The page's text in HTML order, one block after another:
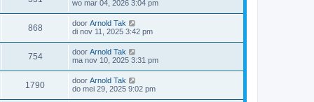
r
i
h
wo mar 04, 2026 3:04 pm
868 door Arnold Tak
di nov 11, 2025 3:42 pm
754 door Arnold Tak
ma nov 10, 2025 3:31 pm
1790 door Arnold Tak
do mei 29, 2025 9:02 pm